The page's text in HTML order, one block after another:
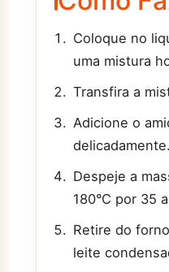
Coloque no
uma mistura
Transfira a
Adicione o
delicadamente.
Despeje a
180°C por 35
Retire do
leite